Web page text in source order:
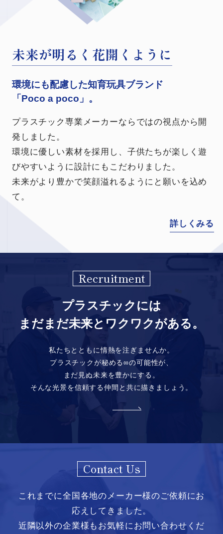
日々挑戦、だからこそおもしろい
私たちは成形技術における
プロフェッショナルです。
プラスチックが秘める可能性はまだまだ広がって
います。
諦めずに向き合うことで私たちは成長できる。
その先の未来とワクワクのために、これからも挑
戦し続けます。
未来が明るく花開くように
環境にも配慮した知育玩具ブランド
「Poco a poco」。
プラスチック専業メーカーならではの視点から開
発しました。
環境に優しい素材を採用し、子供たちが楽しく遊
びやすいように設計にもこだわりました。
未来がより豊かで笑顔溢れるようにと願いを込め
て。
詳しくみる
伝えたい想いを製品に込めて
実現が難しいと言われたものにこそ
多くの製品を世に送り出してきた私たちですが、
その道のりは決して平坦で容易いものではありま
せんでした。
今だからこそ伝えたい開発秘話をお届けします。
日々挑戦、だからこそおもしろい
私たちは成形技術における
プロフェッショナルです。
プラスチックが秘める可能性はまだまだ広がって
います。
諦めずに向き合うことで私たちは成長できる。
その先の未来とワクワクのために、これからも挑
戦し続けます。
未来が明るく花開くように
環境にも配慮した知育玩具ブランド
「Poco a poco」。
プラスチック専業メーカーならではの視点から開
発しました。
環境に優しい素材を採用し、子供たちが楽しく遊
びやすいように設計にもこだわりました。
未来がより豊かで笑顔溢れるようにと願いを込め
て。
詳しくみる
伝えたい想いを製品に込めて
実現が難しいと言われたものにこそ
多くの製品を世に送り出してきた私たちですが、
その道のりは決して平坦で容易いものではありま
せんでした。
今だからこそ伝えたい開発秘話をお届けします。
日々挑戦、だからこそおもしろい
私たちは成形技術における
プロフェッショナルです。
プラスチックが秘める可能性はまだまだ広がって
います。
諦めずに向き合うことで私たちは成長できる。
その先の未来とワクワクのために、これからも挑
戦し続けます。
Recruitment
プラスチックには
まだまだ未来とワクワクがある。
私たちとともに情熱を注ぎませんか。
プラスチックが秘める∞の可能性が、
まだ見ぬ未来を豊かにする。
そんな光景を信頼する仲間と共に描きましょう。
Contact Us
これまでに全国各地のメーカー様のご依頼にお
応えしてきました。
近隣以外の企業様もお気軽にお問い合わせくだ